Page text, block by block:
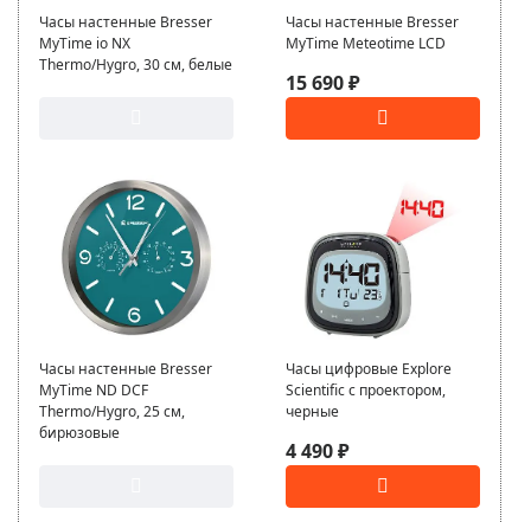
Часы настенные Bresser
MyTime io NX
Thermo/Hygro, 30 см, белые
Часы настенные Bresser
MyTime Meteotime LCD
15 690 ₽
Часы настенные Bresser
MyTime ND DCF
Thermo/Hygro, 25 см,
бирюзовые
Часы цифровые Explore
Scientific с проектором,
черные
4 490 ₽